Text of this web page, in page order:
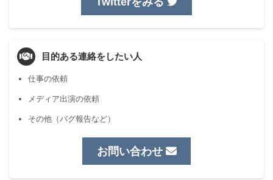
目的ある連絡をしたい人
仕事の依頼
メディア出演の依頼
その他（バグ報告など）
お問い合わせ